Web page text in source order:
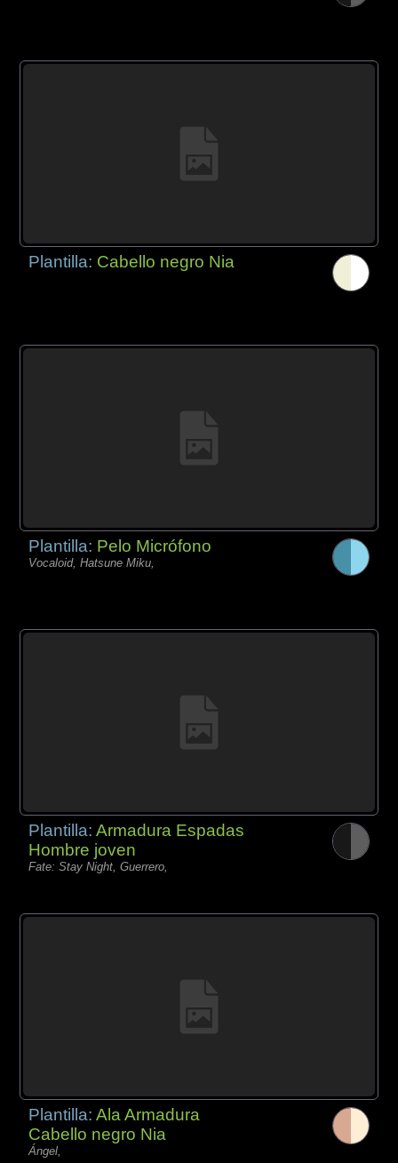
Plantilla: Cabello negro Nia
Plantilla: Pelo Micrófono
Vocaloid, Hatsune Miku,
Plantilla:Armadura Espadas
Hombre joven
Fate: Stay Night, Guerrero,
Plantilla:Ala Armadura
Cabello negro Nia
Ángel,